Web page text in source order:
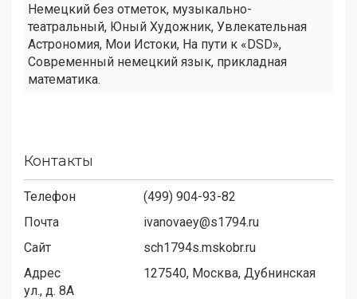
Немецкий без отметок, музыкально-
театральный, Юный Художник, Увлекательная
Астрономия, Мои Истоки, На пути к «DSD»,
Современный немецкий язык, прикладная
математика.
Контакты
Телефон
(499) 904-93-82
Почта
ivanovaey@s1794.ru
Сайт
sch1794s.mskobr.ru
Адрес
127540, Москва, Дубнинская
ул., д. 8А